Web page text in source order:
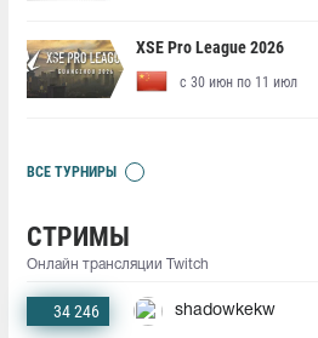
XSE Pro League 2026
с 30 июн по 11 июл
ВСЕ ТУРНИРЫ
СТРИМЫ
Онлайн трансляции Twitch
34 246 shadowkekw